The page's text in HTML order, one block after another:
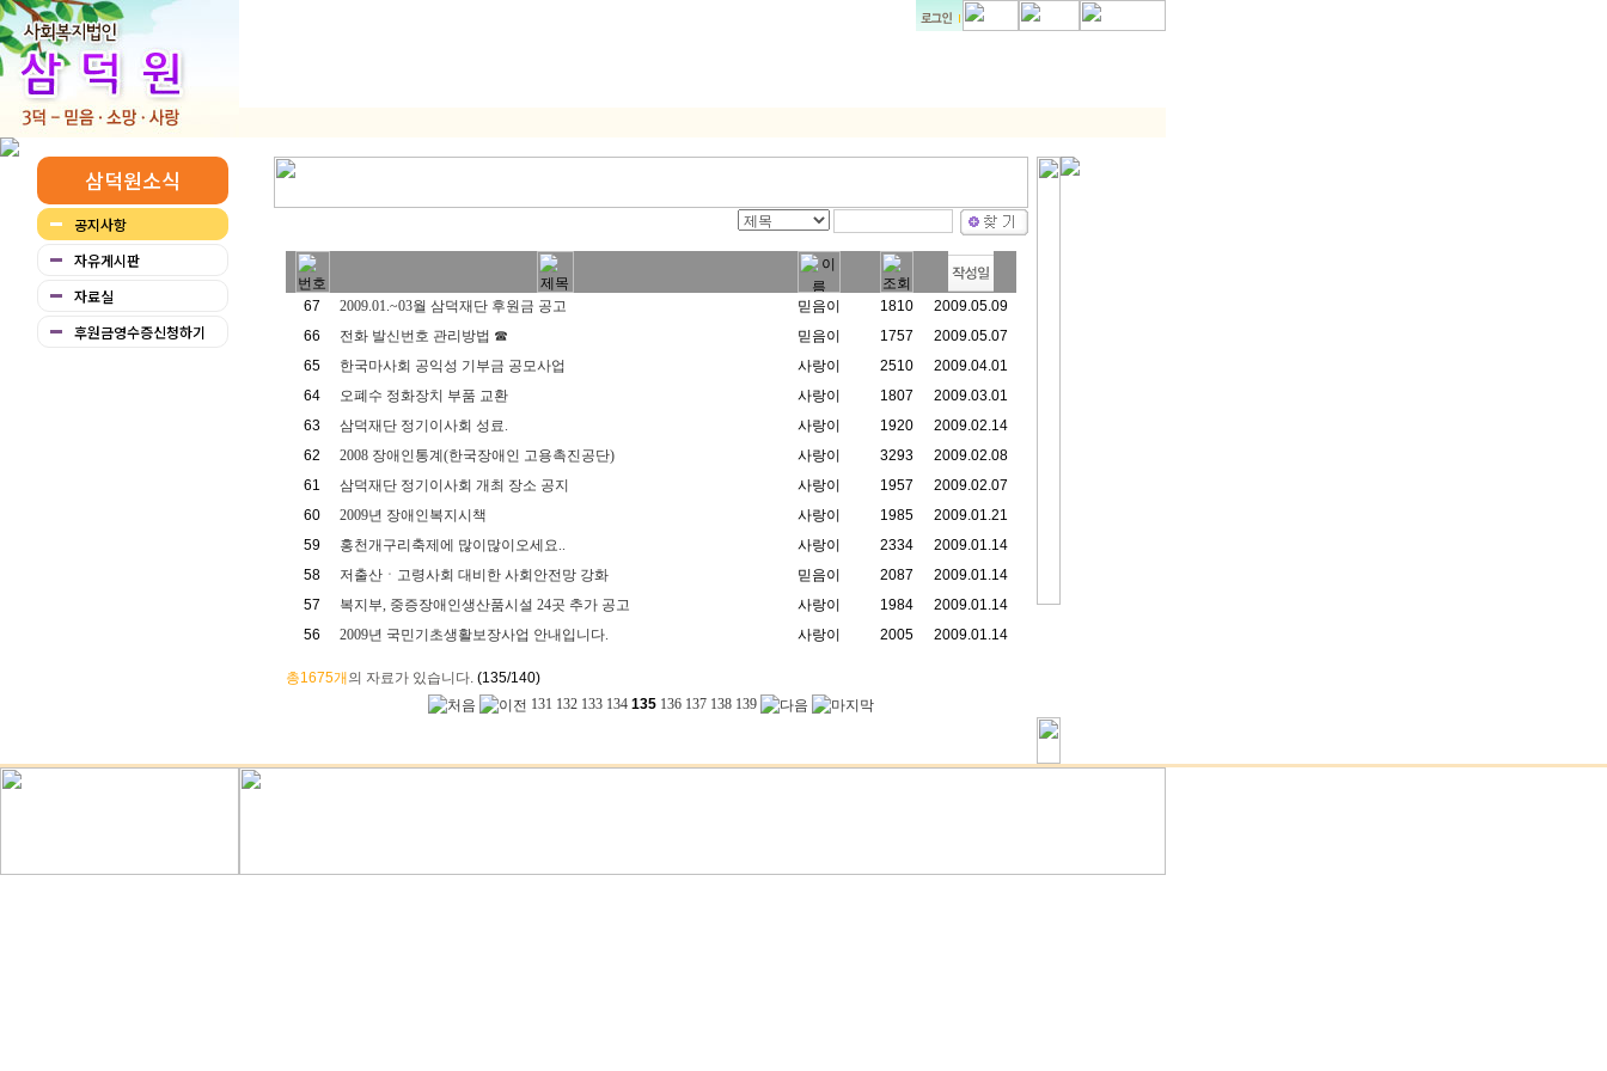
삼덕원소식
공지사항
자유게시판
자료실
후원금영수증신청하기
67 2009.01.~03월 삼덕재단 후원금 공고 믿음이 1810
2009.05.09
66
전화 발신번호 관리방법 ☎ 믿음이 1757
2009.05.07
65
한국마사회 공익성 기부금 공모사업 사랑이 2510
2009.04.01
64
오폐수 정화장치 부품 교환 사랑이 1807
2009.03.01
63
삼덕재단 정기이사회 성료. 사랑이 1920
2009.02.14
62
2008 장애인통계(한국장애인 고용촉진공단) 사랑이 3293
2009.02.08
61
삼덕재단 정기이사회 개최 장소 공지 사랑이 1957
2009.02.07
60
2009년 장애인복지시책 사랑이 1985
2009.01.21
59
홍천개구리축제에 많이많이오세요.. 사랑이 2334
2009.01.14
58
저출산ㆍ고령사회 대비한 사회안전망 강화 믿음이 2087
2009.01.14
57
복지부, 중증장애인생산품시설 24곳 추가 공고 사랑이 1984
2009.01.14
56
2009년 국민기초생활보장사업 안내입니다. 사랑이 2005 2009.01.14
총1675개 의 자료가 있습니다.(135/140)
131 132 133 134 135 136 137 138 139